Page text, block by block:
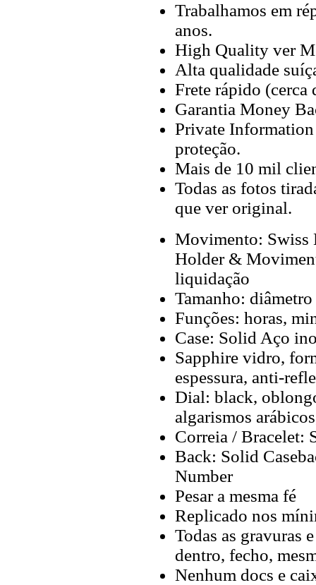
Trabalhamos em
anos.
High Quality ver
Alta qualidade
Frete rápido (cerca
Garantia Money
Private
proteção.
Mais de 10 mil
Todas as fotos
que ver original.
Movimento: Swiss
Holder &
liquidação
Tamanho:
Funções: horas,
Case: Solid Aço
Sapphire vidro,
espessura, anti-
Dial: black,
algarismos
Correia / Bracelet:
Back: Solid
Number
Pesar a mesma fé
Replicado nos
Todas as gravuras
dentro, fecho,
Nenhum docs e